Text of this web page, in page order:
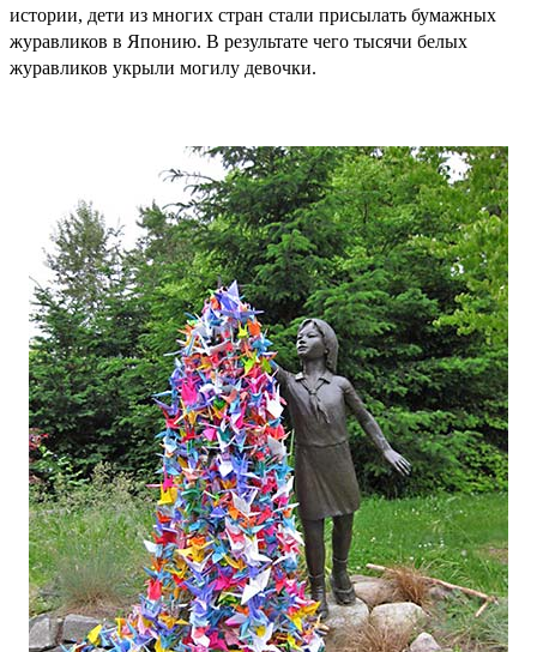
истории, дети из многих стран стали присылать бумажных
журавликов в Японию. В результате чего тысячи белых
журавликов укрыли могилу девочки.